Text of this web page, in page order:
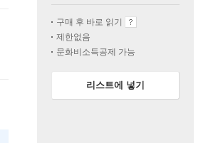
구매 후 바로 읽기
제한없음
문화비소득공제 가능
리스트에 넣기